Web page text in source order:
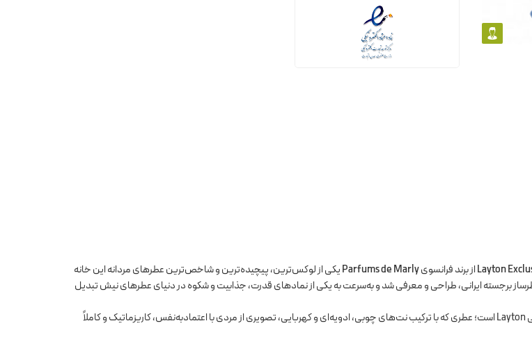
Laytonاز برند فرانسویParfums de Marlyیکی از لوکس‌ترین، پیچیده‌ترین و شاخص‌ترین عطرهای مردانه این خانه
برجسته ایرانی، طراحی و معرفی شد و به‌سرعت به یکی از نمادهای قدرت، جذابیت و شکوه در دنیای عطرهای نیش تبدیل
لیتـون اکسکلوسیو نسخه‌ای عمیق‌تر، گرم‌تر و مجلل‌تر از نسخه اصلی Layton است؛ عطری که با ترکیب نت‌های چوبی، ادویه‌ای و کهربایی، تصویری از مردی با اعتمادبه‌نفس، کاریزماتیک و کاملاً